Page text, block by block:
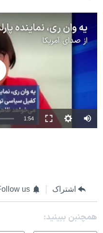
ازصدای آمریکا
available
1:54
اشتراک us
همچنبن ببینید: